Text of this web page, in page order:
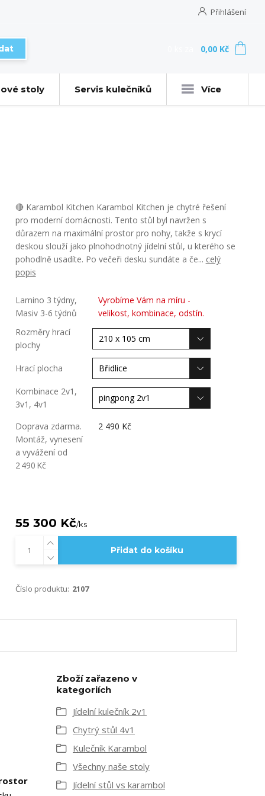
Přihlášení
0,00 Kč
stoly Servis kulečníků Více
🔴 Karambol Kitchen Karambol Kitchen je chytré řešení
pro moderní domácnosti. Tento stůl byl navržen s
důrazem na maximální prostor pro nohy, takže s krycí
deskou slouží jako plnohodnotný jídelní stůl, u kterého se
pohodlně usadíte. Po večeři desku sundáte a če... celý
popis
Lamino 3 týdny,
Masiv 3-6 týdnů
Vyrobíme Vám na míru -
velikost, kombinace, odstín.
Rozměry hrací
plochy
Hrací plocha
Kombinace 2v1,
3v1, 4v1
Doprava zdarma.
Montáž, vynesení
a vyvážení od
2 490 Kč
2 490 Kč
55 300 Kč/ks
Přidat do košíku
Číslo produktu: 2107
Zboží zařazeno v
kategoriích
Jídelní kulečník 2v1
Chytrý stůl 4v1
Kulečník Karambol
Všechny naše stoly
Jídelní stůl vs karambol